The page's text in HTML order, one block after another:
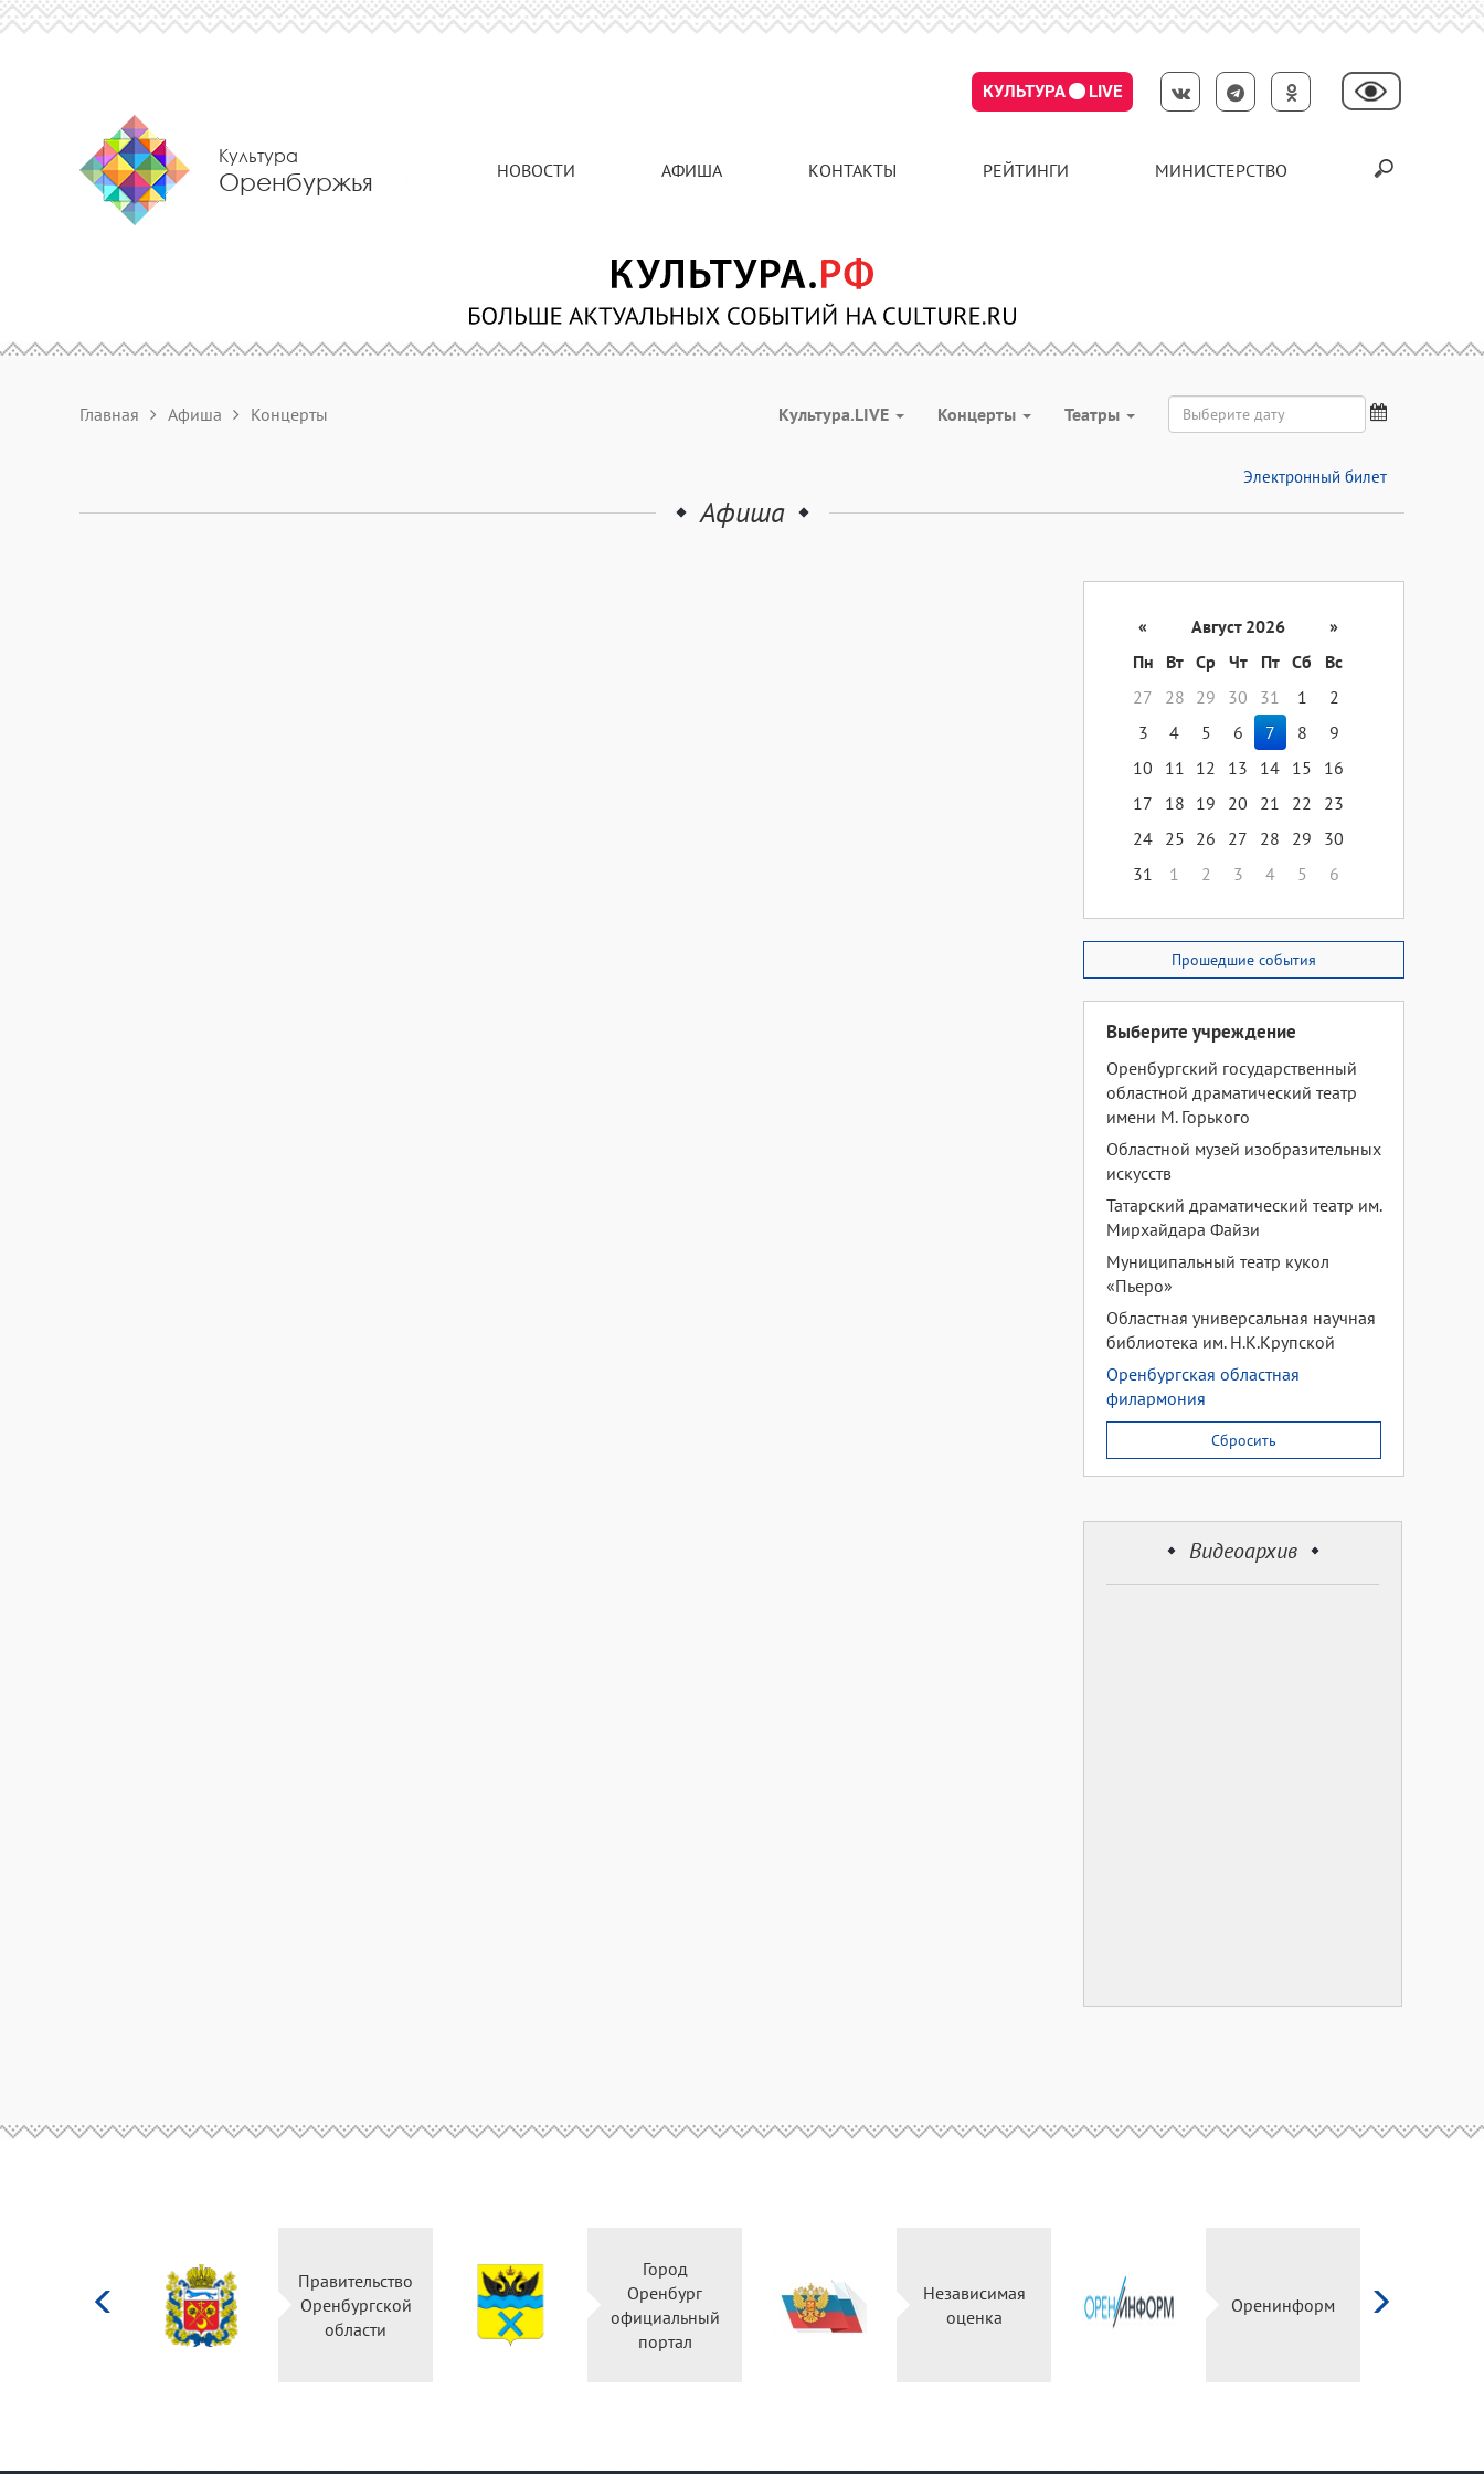
КУЛЬТУРА LIVE
Культура
Оренбуржья НОВОСТИ АФИША КОНТАКТЫ РЕЙТИНГИ МИНИСТЕРСТВО
Главная Афиша Концерты Культура.LIVE Концерты Театры
Электронный билет
Афиша
« Август 2026
»
Пн
Вт Ср Чт Пт Сб
Вс
27
28 29 30 31 1
2
3
4 5 6 7 8
9
10
11 12 13 14 15
16
17
18 19 20 21 22
23
24 25 26 27 28 29
30
31
1 2 3 4 5 6
Прошедшие события
Выберите учреждение
Оренбургский государственный
областной драматический театр
имени М. Горького
Областной музей изобразительных
искусств
Татарский драматический театр им.
Мирхайдара Файзи
Муниципальный театр кукол
«Пьеро»
Областная универсальная научная
библиотека им. Н.К.Крупской
Оренбургская областная
филармония
Сбросить
Видеоархив
Правительство
Оренбургской
области
Город
Оренбург
официальный
портал
Независимая
оценка
Оренинформ